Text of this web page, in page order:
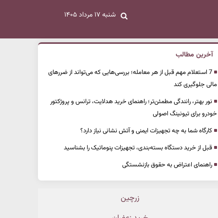
شنبه ۱۷ مرداد ۱۴۰۵
آخرین مطالب
7 استعلام مهم قبل از هر معامله؛ بررسی‌هایی که می‌تواند از ضررهای
مالی جلوگیری کند
نور بهتر، رانندگی مطمئن‌تر؛ راهنمای خرید هدلایت، ترانس و پروژکتور
خودرو برای تیونینگ اصولی
کارگاه شما به چه تجهیزات ایمنی و آتش نشانی نیاز دارد؟
قبل از خرید دستگاه بسته‌بندی، تجهیزات پنوماتیک را بشناسید
راهنمای اعتراض به حقوق بازنشستگی
زرچین